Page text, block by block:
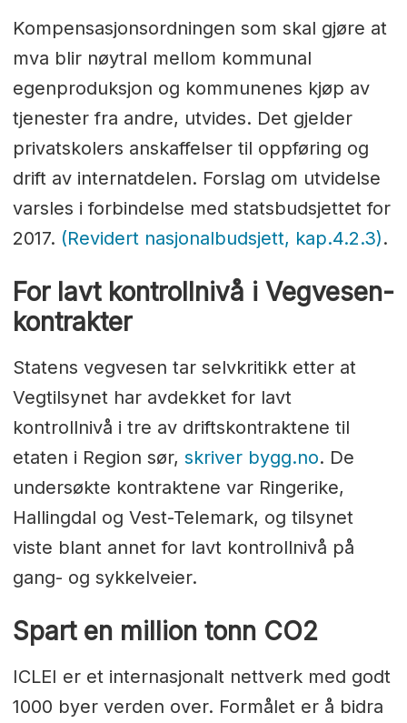
Kompensasjonsordningen som skal gjøre at
mva blir nøytral mellom kommunal
egenproduksjon og kommunenes kjøp av
tjenester fra andre, utvides. Det gjelder
privatskolers anskaffelser til oppføring og
drift av internatdelen. Forslag om utvidelse
varsles i forbindelse med statsbudsjettet for
2017. (Revidert nasjonalbudsjett, kap.4.2.3).
For lavt kontrollnivå i Vegvesen-
kontrakter
Statens vegvesen tar selvkritikk etter at
Vegtilsynet har avdekket for lavt
kontrollnivå i tre av driftskontraktene til
etaten i Region sør, skriver bygg.no. De
undersøkte kontraktene var Ringerike,
Hallingdal og Vest-Telemark, og tilsynet
viste blant annet for lavt kontrollnivå på
gang- og sykkelveier.
Spart en million tonn CO2
ICLEI er et internasjonalt nettverk med godt
1000 byer verden over. Formålet er å bidra